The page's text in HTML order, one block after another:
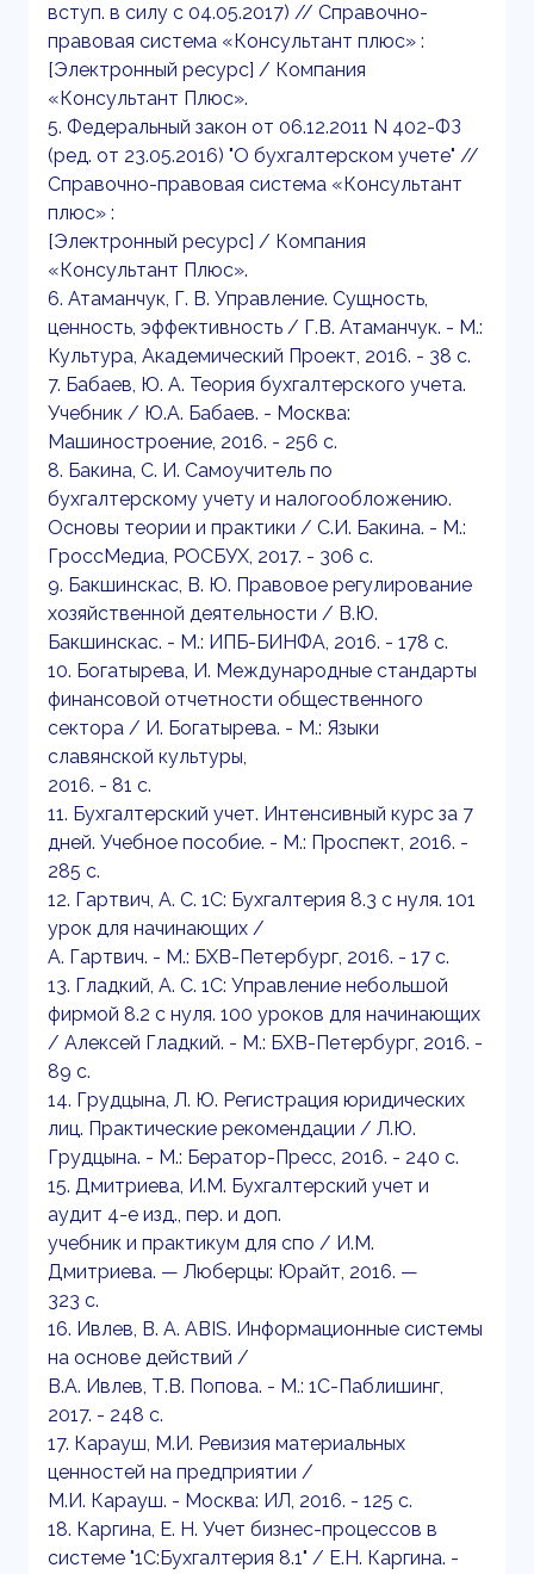
вступ. в силу с 04.05.2017) // Справочно-
правовая система «Консультант плюс» :
[Электронный ресурс] / Компания
«Консультант Плюс».
5. Федеральный закон от 06.12.2011 N 402-ФЗ
(ред. от 23.05.2016) "О бухгалтерском учете" //
Справочно-правовая система «Консультант
плюс» :
[Электронный ресурс] / Компания
«Консультант Плюс».
6. Атаманчук, Г. В. Управление. Сущность,
ценность, эффективность / Г.В. Атаманчук. - М.:
Культура, Академический Проект, 2016. - 38 c.
7. Бабаев, Ю. А. Теория бухгалтерского учета.
Учебник / Ю.А. Бабаев. - Москва:
Машиностроение, 2016. - 256 c.
8. Бакина, С. И. Самоучитель по
бухгалтерскому учету и налогообложению.
Основы теории и практики / С.И. Бакина. - М.:
ГроссМедиа, РОСБУХ, 2017. - 306 c.
9. Бакшинскас, В. Ю. Правовое регулирование
хозяйственной деятельности / В.Ю.
Бакшинскас. - М.: ИПБ-БИНФА, 2016. - 178 c.
10. Богатырева, И. Международные стандарты
финансовой отчетности общественного
сектора / И. Богатырева. - М.: Языки
славянской культуры,
2016. - 81 c.
11. Бухгалтерский учет. Интенсивный курс за 7
дней. Учебное пособие. - М.: Проспект, 2016. -
285 c.
12. Гартвич, А. С. 1С: Бухгалтерия 8.3 с нуля. 101
урок для начинающих /
А. Гартвич. - М.: БХВ-Петербург, 2016. - 17 c.
13. Гладкий, А. С. 1С: Управление небольшой
фирмой 8.2 с нуля. 100 уроков для начинающих
/ Алексей Гладкий. - М.: БХВ-Петербург, 2016. -
89 c.
14. Грудцына, Л. Ю. Регистрация юридических
лиц. Практические рекомендации / Л.Ю.
Грудцына. - М.: Бератор-Пресс, 2016. - 240 c.
15. Дмитриева, И.М. Бухгалтерский учет и
аудит 4-е изд., пер. и доп.
учебник и практикум для спо / И.М.
Дмитриева. — Люберцы: Юрайт, 2016. —
323 c.
16. Ивлев, В. А. ABIS. Информационные системы
на основе действий /
В.А. Ивлев, Т.В. Попова. - М.: 1С-Паблишинг,
2017. - 248 c.
17. Карауш, М.И. Ревизия материальных
ценностей на предприятии /
М.И. Карауш. - Москва: ИЛ, 2016. - 125 c.
18. Каргина, Е. Н. Учет бизнес-процессов в
системе "1С:Бухгалтерия 8.1" / Е.Н. Каргина. -